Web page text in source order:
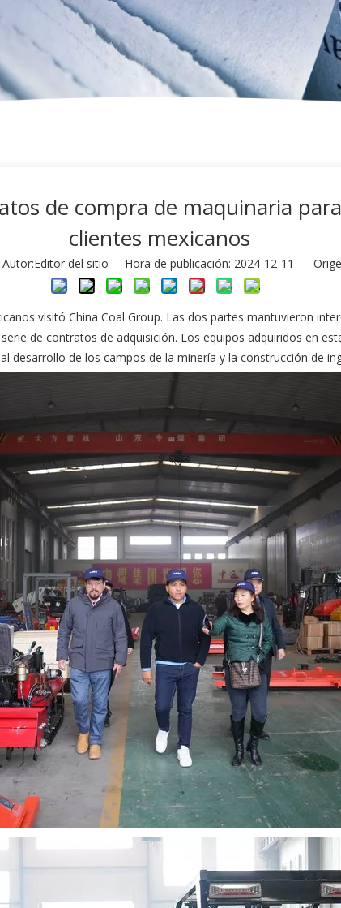
de compra de maquinaria
clientes mexicanos
del sitio Hora de publicación: 2024-12-11
visitó China Coal Group. Las dos partes mantuvieron
de contratos de adquisición. Los equipos adquiridos en
desarrollo de los campos de la minería y la construcción de